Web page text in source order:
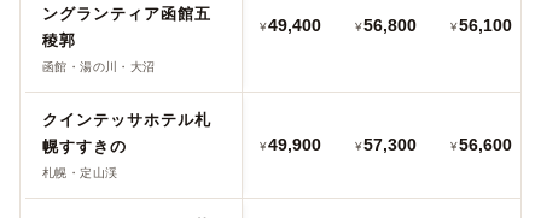
ングランティア函館五
稜郭
函館・湯の川・大沼
¥49,400 ¥56,800 ¥56,100
クインテッサホテル札
幌すすきの
札幌・定山渓
¥49,900 ¥57,300 ¥56,600